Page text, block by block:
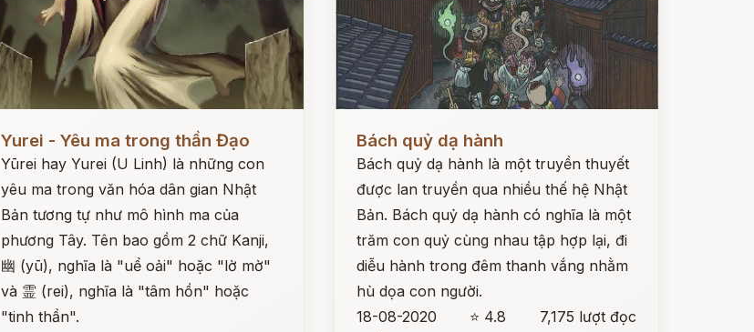
Yurei - Yêu ma trong thần Đạo
Yūrei hay Yurei (U Linh) là những con
yêu ma trong văn hóa dân gian Nhật
Bản tương tự như mô hình ma của
phương Tây. Tên bao gồm 2 chữ Kanji,
幽 (yū), nghĩa là "uể oải" hoặc "lờ mờ"
và 霊 (rei), nghĩa là "tâm hồn" hoặc
"tinh thần".
Bách quỷ dạ hành
Bách quỷ dạ hành là một truyền thuyết
được lan truyền qua nhiều thế hệ Nhật
Bản. Bách quỷ dạ hành có nghĩa là một
trăm con quỷ cùng nhau tập hợp lại, đi
diễu hành trong đêm thanh vắng nhằm
hù dọa con người.
18-08-2020
⭐ 4.8
7,175 lượt đọc